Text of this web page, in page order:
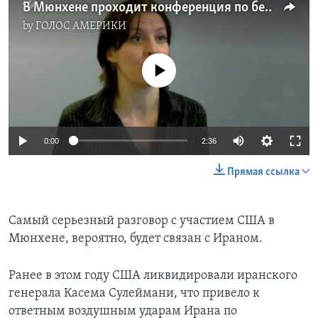
В Мюнхене проходит конференция по безопасности
byГОЛОС АМЕРИКИ
No media source currently available
0:00 2:36
Прямая ссылка
Самый серьезный разговор с участием США в
Мюнхене, вероятно, будет связан с Ираном.
Ранее в этом году США ликвидировали иранского
генерала Касема Сулеймани, что привело к
ответным воздушным ударам Ирана по